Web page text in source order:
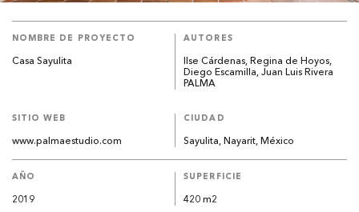
NOMBRE DE PROYECTO
Casa Sayulita
AUTORES
Ilse Cárdenas, Regina de Hoyos,
Diego Escamilla, Juan Luis Rivera
PALMA
SITIO WEB
www.palmaestudio.com
CIUDAD
Sayulita, Nayarit, México
AÑO
2019
SUPERFICIE
420 m2